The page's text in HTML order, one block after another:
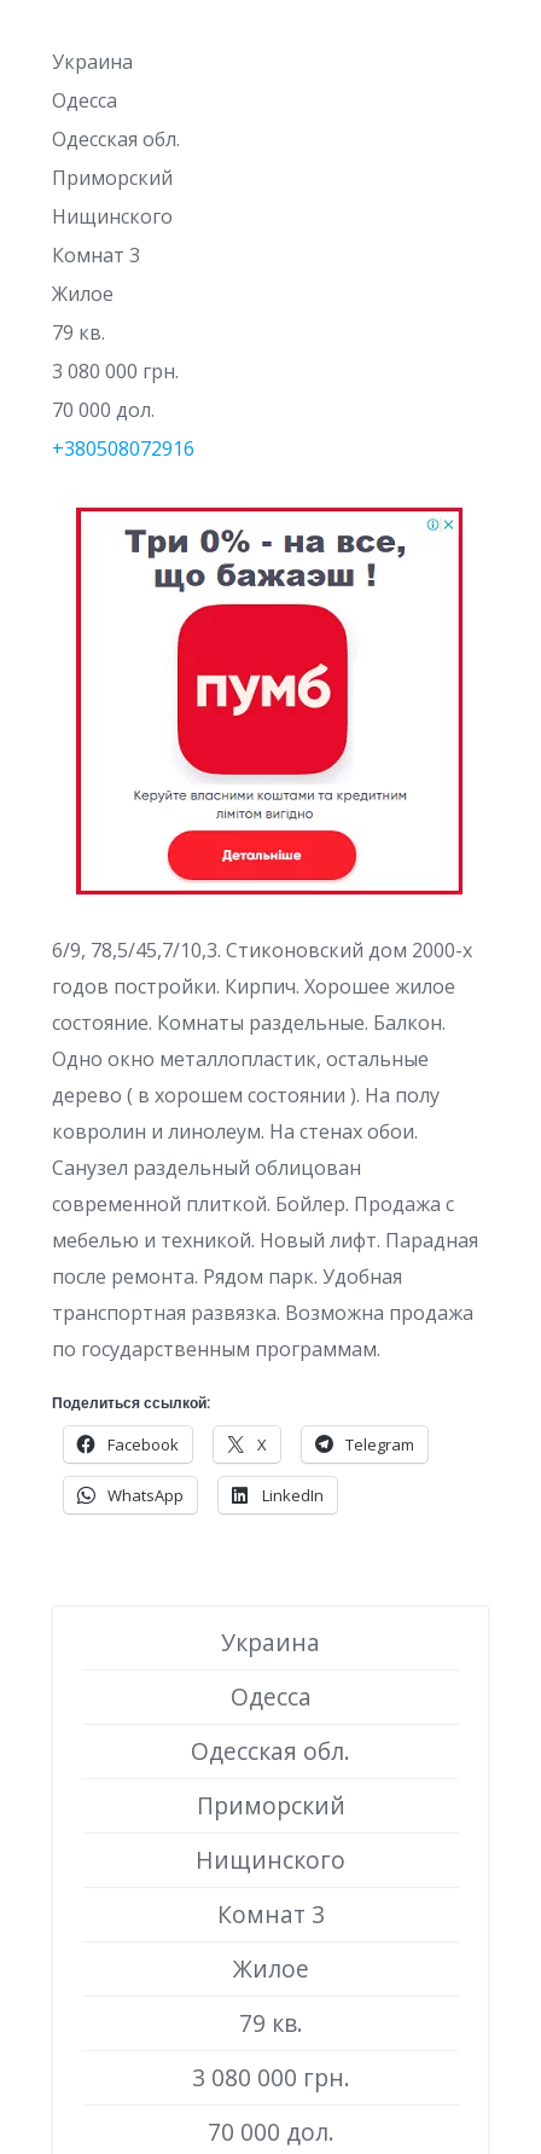
Украина
Одесса
Одесская обл.
Приморский
Нищинского
Комнат 3
Жилое
79 кв.
3 080 000 грн.
70 000 дол.
+380508072916
6/9, 78,5/45,7/10,3. Стиконовский дом 2000-х
годов постройки. Кирпич. Хорошее жилое
состояние. Комнаты раздельные. Балкон.
Одно окно металлопластик, остальные
дерево ( в хорошем состоянии ). На полу
ковролин и линолеум. На стенах обои.
Санузел раздельный облицован
современной плиткой. Бойлер. Продажа с
мебелью и техникой. Новый лифт. Парадная
после ремонта. Рядом парк. Удобная
транспортная развязка. Возможна продажа
по государственным программам.
Поделиться ссылкой:
Facebook X Telegram
WhatsApp LinkedIn
Украина
Одесса
Одесская обл.
Приморский
Нищинского
Комнат 3
Жилое
79 кв.
3 080 000 грн.
70 000 дол.